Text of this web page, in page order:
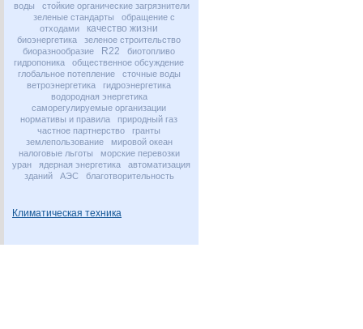
воды
стойкие органические загрязнители
зеленые стандарты
обращение с
отходами
качество жизни
биоэнергетика
зеленое строительство
биоразнообразие
R22
биотопливо
гидропоника
общественное обсуждение
глобальное потепление
сточные воды
ветроэнергетика
гидроэнергетика
водородная энергетика
саморегулируемые организации
нормативы и правила
природный газ
частное партнерство
гранты
землепользование
мировой океан
налоговые льготы
морские перевозки
уран
ядерная энергетика
автоматизация
зданий
АЭС благотворительность
Климатическая техника